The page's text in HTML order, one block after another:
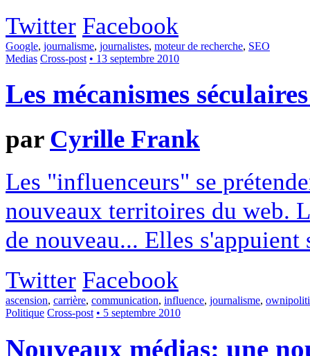
Twitter Facebook
Google, journalisme, journalistes, moteur de recherche, SEO
Medias Cross-post • 13 septembre 2010
Les mécanismes
par Cyrille Frank
Les "influenceurs" se
nouveaux territoires du web.
de nouveau... Elles
Twitter Facebook
ascension, carrière, communication, influence, journalisme,
Politique Cross-post • 5 septembre 2010
Nouveaux médias: une